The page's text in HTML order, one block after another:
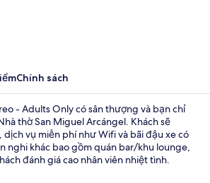
Chính sách
- Adults Only có sân thượng và bạn chỉ
thờ San Miguel Arcángel. Khách sẽ
vụ miễn phí như Wifi và bãi đậu xe có
nghi khác bao gồm quán bar/khu lounge,
đánh giá cao nhân viên nhiệt tình.